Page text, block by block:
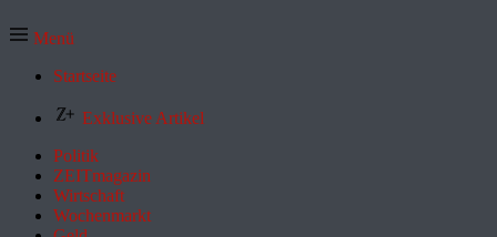
Menü
Startseite
Exklusive Artikel
Politik
ZEITmagazin
Wirtschaft
Wochenmarkt